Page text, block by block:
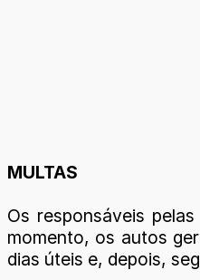
MULTAS
Os responsáveis
momento, os autos
dias úteis e, depois,